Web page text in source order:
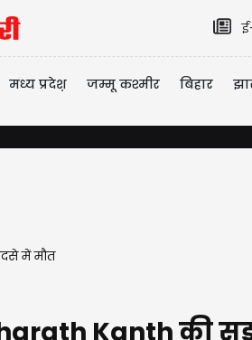
मध्य प्रदेश़ जम्मू कश्मीर बिहार
में मौत
Kanth की